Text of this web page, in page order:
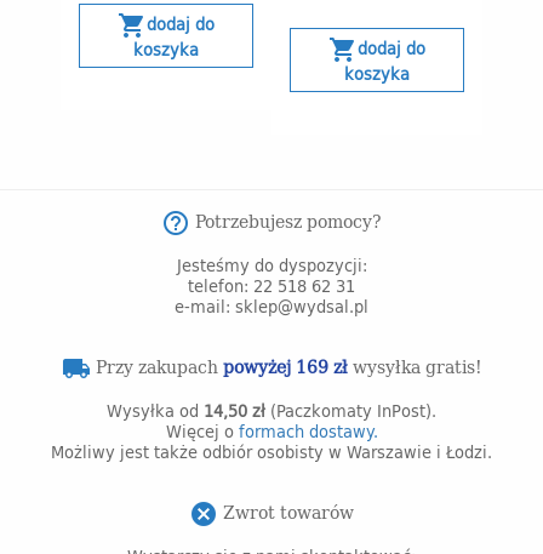
shopping_cartdodaj do
koszyka
shopping_cartdodaj do
koszyka
help_outline Potrzebujesz pomocy?
Jesteśmy do dyspozycji:
telefon: 22 518 62 31
e-mail: sklep@wydsal.pl
local_shipping Przy zakupachpowyżej 169 złwysyłka gratis!
Wysyłka od 14,50 zł (Paczkomaty InPost).
Więcej o formach dostawy.
Możliwy jest także odbiór osobisty w Warszawie i Łodzi.
cancel Zwrot towarów